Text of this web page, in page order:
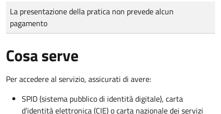
Tipo di pagamento
Importo
La presentazione della pratica non prevede alcun
pagamento
Cosa serve
Per accedere al servizio, assicurati di avere:
SPID (sistema pubblico di identità digitale), carta
d’identità elettronica (CIE) o carta nazionale dei servizi